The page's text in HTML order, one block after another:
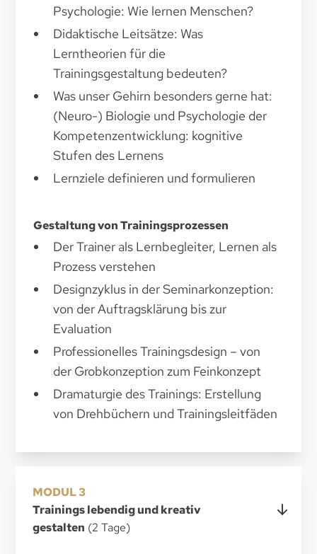
Psychologie: Wie lernen Menschen?
Didaktische Leitsätze: Was
Lerntheorien für die
Trainingsgestaltung bedeuten?
Was unser Gehirn besonders gerne hat:
(Neuro-) Biologie und Psychologie der
Kompetenzentwicklung: kognitive
Stufen des Lernens
Lernziele definieren und formulieren
Gestaltung von Trainingsprozessen
Der Trainer als Lernbegleiter, Lernen als
Prozess verstehen
Designzyklus in der Seminarkonzeption:
von der Auftragsklärung bis zur
Evaluation
Professionelles Trainingsdesign – von
der Grobkonzeption zum Feinkonzept
Dramaturgie des Trainings: Erstellung
von Drehbüchern und Trainingsleitfäden
MODUL 3
Trainings lebendig und kreativ
gestalten (2 Tage)